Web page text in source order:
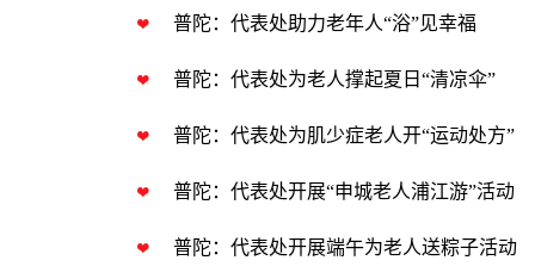
普陀：代表处助力老年人“浴”见幸福
普陀：代表处为老人撑起夏日“清凉伞”
普陀：代表处为肌少症老人开“运动处方”
普陀：代表处开展“申城老人浦江游”活动
普陀：代表处开展端午为老人送粽子活动